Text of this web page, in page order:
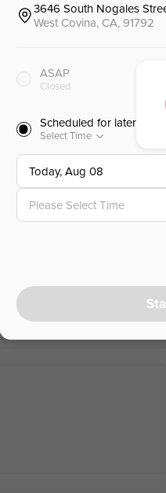
3646 South Nogales
West Covina, CA, 91792
ASAP
Closed
Scheduled for later
Select Time
Today, Aug 08
Please Select Time